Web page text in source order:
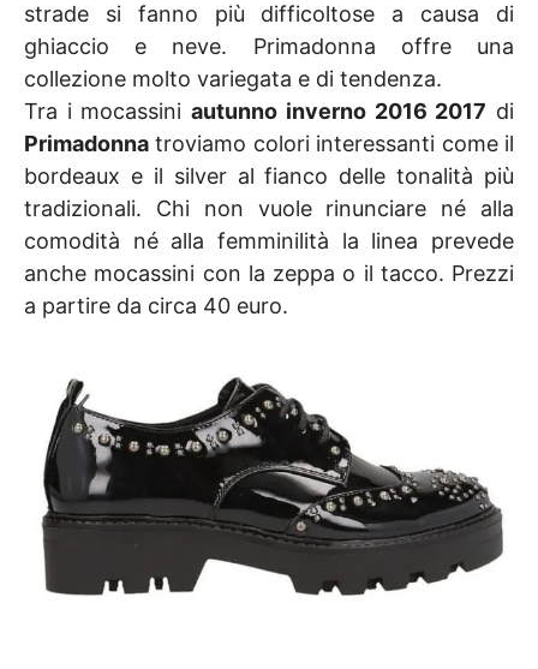
strade si fanno più difficoltose a causa di
ghiaccio e neve. Primadonna offre una
collezione molto variegata e di tendenza.
Tra i mocassiniautunno inverno 2016 2017 di
Primadonna troviamo colori interessanti come il
bordeaux e il silver al fianco delle tonalità più
tradizionali. Chi non vuole rinunciare né alla
comodità né alla femminilità la linea prevede
anche mocassini con la zeppa o il tacco. Prezzi
a partire da circa 40 euro.